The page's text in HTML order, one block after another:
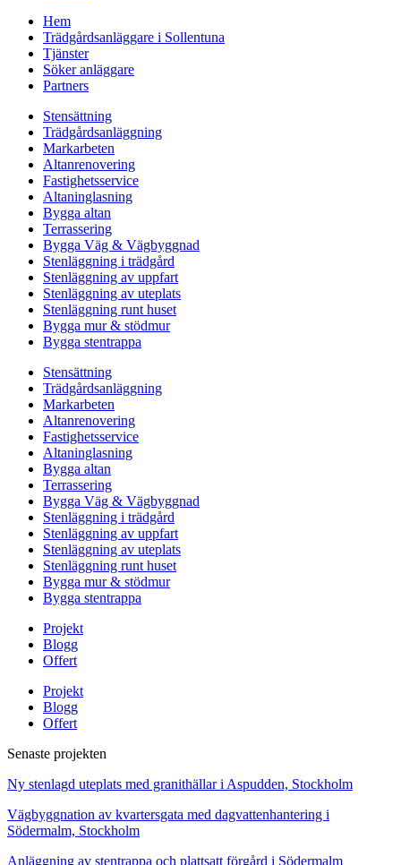
Hem
Trädgårdsanläggare i Sollentuna
Tjänster
Söker anläggare
Partners
Stensättning
Trädgårdsanläggning
Markarbeten
Altanrenovering
Fastighetsservice
Altaninglasning
Bygga altan
Terrassering
Bygga Väg & Vägbyggnad
Stenläggning i trädgård
Stenläggning av uppfart
Stenläggning av uteplats
Stenläggning runt huset
Bygga mur & stödmur
Bygga stentrappa
Stensättning
Trädgårdsanläggning
Markarbeten
Altanrenovering
Fastighetsservice
Altaninglasning
Bygga altan
Terrassering
Bygga Väg & Vägbyggnad
Stenläggning i trädgård
Stenläggning av uppfart
Stenläggning av uteplats
Stenläggning runt huset
Bygga mur & stödmur
Bygga stentrappa
Projekt
Blogg
Offert
Projekt
Blogg
Offert
Senaste projekten
Ny stenlagd uteplats med granithällar i Aspudden, Stockholm
Vägbyggnation av kvartersgata med dagvattenhantering i
Södermalm, Stockholm
Anläggning av stentrappa och plattsatt förgård i Södermalm